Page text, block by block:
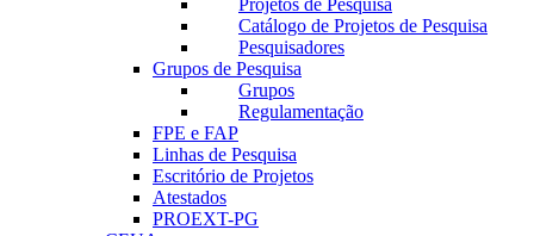
Projetos de Pesquisa
Catálogo de Projetos de Pesquisa
Pesquisadores
Grupos de Pesquisa
Grupos
Regulamentação
FPE e FAP
Linhas de Pesquisa
Escritório de Projetos
Atestados
PROEXT-PG